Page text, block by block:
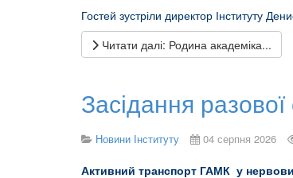
Гостей зустріли директор Інституту
Читати далі: Родина академіка...
Засідання
Новини Інституту 04 серпня 2026
Активний транспорт ГАМК у